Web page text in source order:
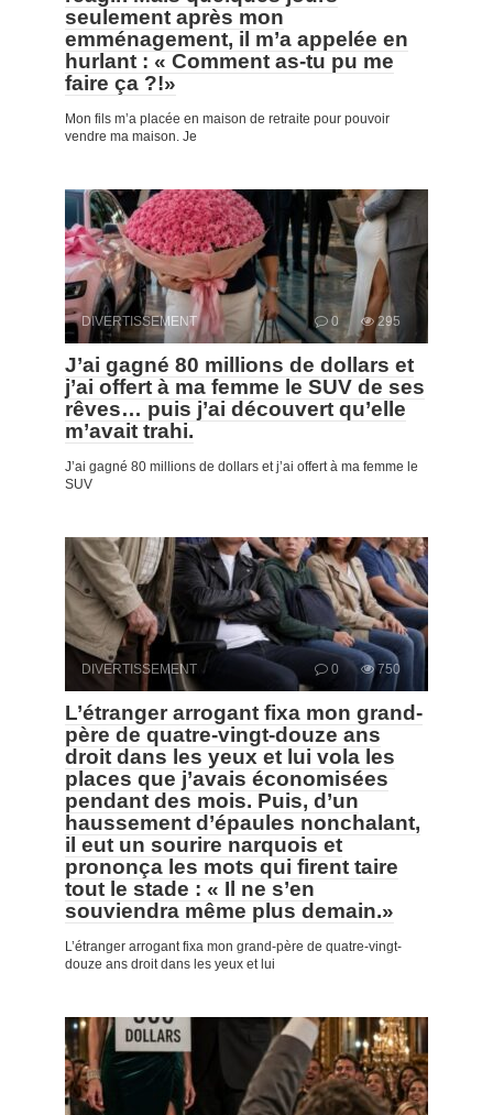
seulement après mon
emménagement, il m’a appelée en
hurlant : « Comment as-tu pu me
faire ça ?!»
Mon fils m’a placée en maison de retraite pour pouvoir
vendre ma maison. Je
DIVERTISSEMENT 0 295
J’ai gagné 80 millions de dollars et
j’ai offert à ma femme le SUV de ses
rêves… puis j’ai découvert qu’elle
m’avait trahi.
J’ai gagné 80 millions de dollars et j’ai offert à ma femme le
SUV
DIVERTISSEMENT 0 750
L’étranger arrogant fixa mon grand-
père de quatre-vingt-douze ans
droit dans les yeux et lui vola les
places que j’avais économisées
pendant des mois. Puis, d’un
haussement d’épaules nonchalant,
il eut un sourire narquois et
prononça les mots qui firent taire
tout le stade : « Il ne s’en
souviendra même plus demain.»
L’étranger arrogant fixa mon grand-père de quatre-vingt-
douze ans droit dans les yeux et lui